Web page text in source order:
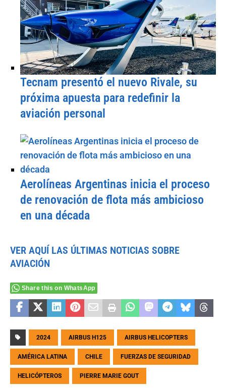
Tecnam presentó el nuevo Rivale, su
próxima apuesta para redefinir la
aviación personal
Aerolíneas Argentinas inicia el proceso
de renovación de flota más ambicioso
en una década
VER AQUÍ LAS ÚLTIMAS NOTICIAS SOBRE
AVIACIÓN
Share this on WhatsApp
2024 AIRBUS H125 AIRBUS HELICOPTERS
AMÉRICA LATINA CHILE FUERZAS DE SEGURIDAD
HELICÓPTEROS PIERRE MARIE GOUT